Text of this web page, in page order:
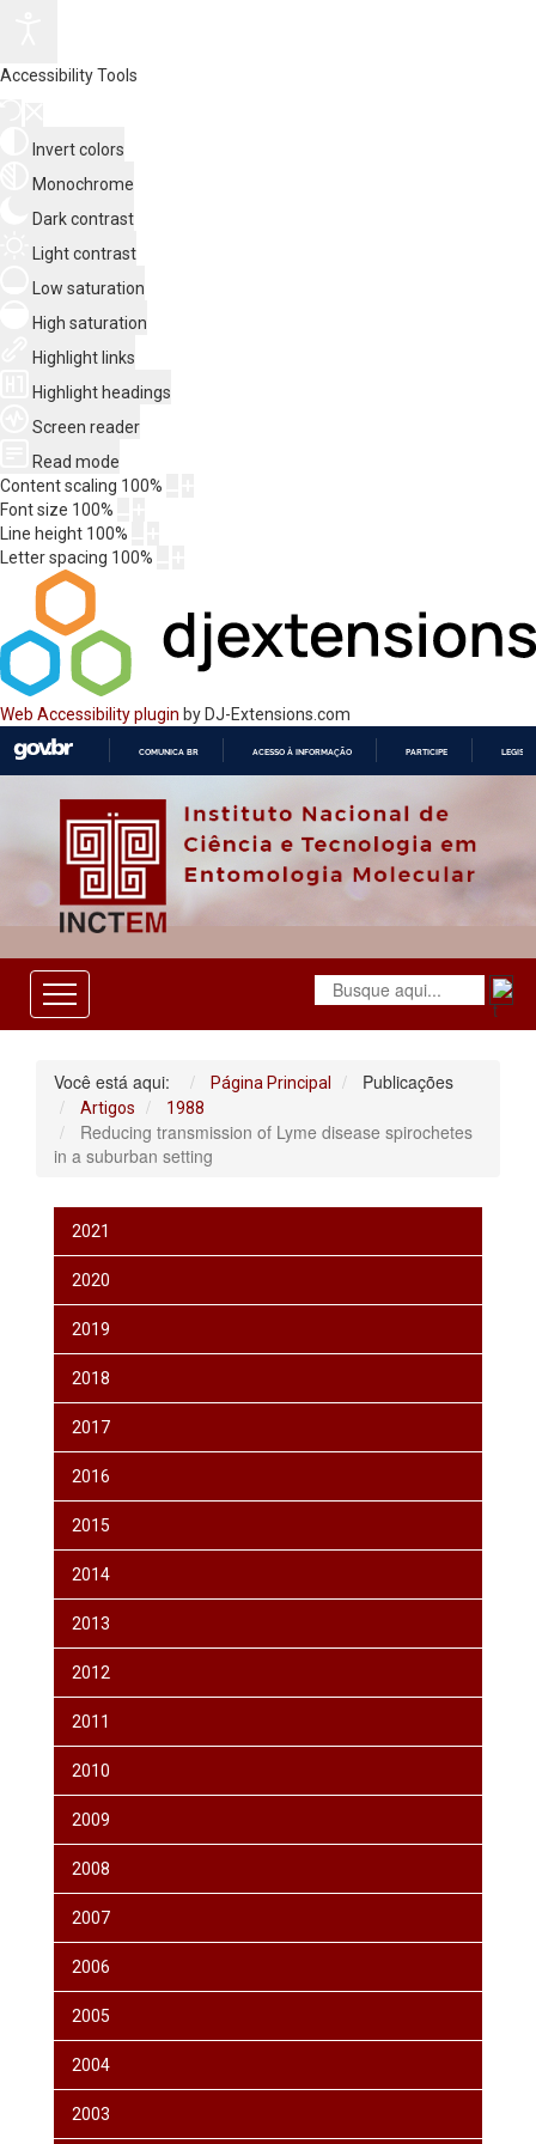
Accessibility Tools
Invert colors
Monochrome
Dark contrast
Light contrast
Low saturation
High saturation
Highlight links
Highlight headings
Screen reader
Read mode
Content scaling 100%
Font size 100%
Line height 100%
Letter spacing 100%
Web Accessibility plugin by DJ-Extensions.com
O
COMUNICA BR ACESSO À INFORMAÇÃO PARTICIPE
Você está aqui: Página Principal Publicações
Artigos 1988
Reducing transmission of Lyme disease spirochetes
in a suburban setting
2021
2020
2019
2018
2017
2016
2015
2014
2013
2012
2011
2010
2009
2008
2007
2006
2005
2004
2003